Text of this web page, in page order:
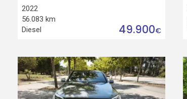
2022
56.083 km
Diesel
49.900€